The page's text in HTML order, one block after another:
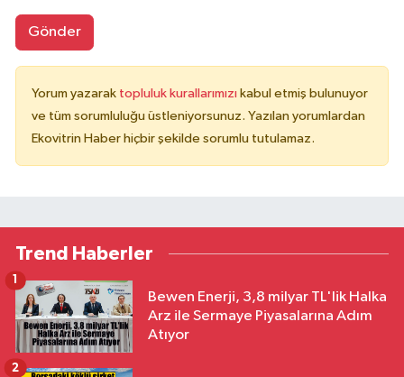
Gönder
Yorum yazarak topluluk kurallarımızı kabul etmiş bulunuyor
ve tüm sorumluluğu üstleniyorsunuz. Yazılan yorumlardan
Ekovitrin Haber hiçbir şekilde sorumlu tutulamaz.
Trend Haberler
Bewen Enerji, 3,8 milyar TL'lik Halka
Arz ile Sermaye Piyasalarına Adım
Atıyor
1
2